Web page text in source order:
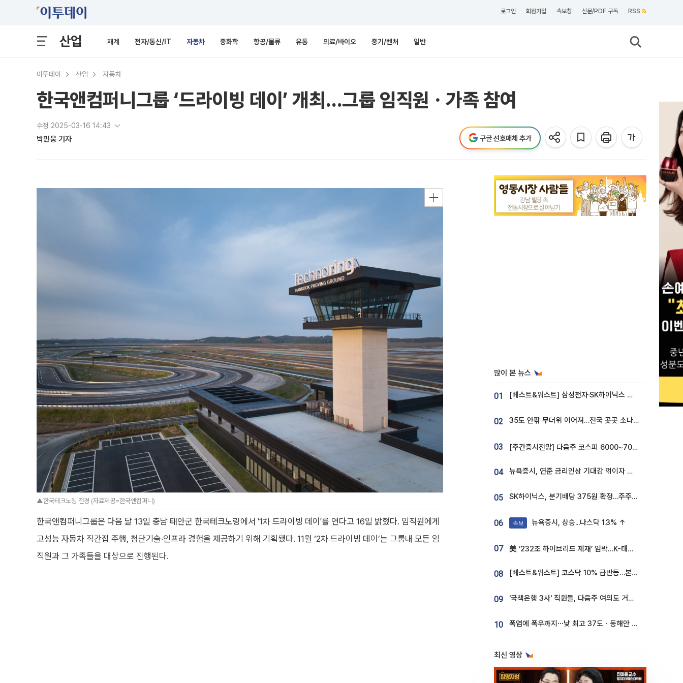
로그인 회원가입 속보창 신문/PDF 구독 RSS
산업 재계 전자/통신/IT 자동차 중화학 항공/물류 유통 의료/바이오 중기/벤처 일반
이투데이 산업 자동차
한국앤컴퍼니그룹 ‘드라이빙 데이’ 개최…그룹 임직원ㆍ가족 참여
수정 2025-03-16 14:43
박민웅 기자 구글 선호매체 추가
▲한국테크노링 전경 (자료제공=한국앤컴퍼니)
한국앤컴퍼니그룹은 다음 달 13일 충남 태안군 한국테크노링에서 '1차 드라이빙 데이'를 연다고 16일 밝혔다. 임직원에게
고성능 자동차 직간접 주행, 첨단기술·인프라 경험을 제공하기 위해 기획됐다. 11월 ‘2차 드라이빙 데이’는 그룹내 모든 임
직원과 그 가족들을 대상으로 진행된다.
많이 본 뉴스
01 [베스트&워스트] 삼성전자·SK하이닉스 밀린 한 주…상상인증권은 85% 급등
02 35도 안팎 무더위 이어져…전국 곳곳 소나기 [오늘 날씨]
03 [주간증시전망] 다음주 코스피 6000~7000⋯“外人 수급은 정책이 변수”
04 뉴욕증시, 연준 금리인상 기대감 꺾이자 상승...S&P500 사상 최고치 [종합]
05 SK하이닉스, 분기배당 375원 확정…주주환원책 9월로 앞당겨 발표
06 속보 뉴욕증시, 상승...나스닥 1.3% ↑
07 美 ‘232조 하이브리드 제재’ 임박…K-태양광, 불확실성 털고 날개 다나
08 [베스트&워스트] 코스닥 10% 급반등…본느, 최대주주 변경 기대에 270% 폭등
09 '국책은행 3사' 직원들, 다음주 여의도 거리 나서는 까닭은
10 폭염에 폭우까지⋯낮 최고 37도ㆍ동해안 강한 비 [날씨]
최신 영상